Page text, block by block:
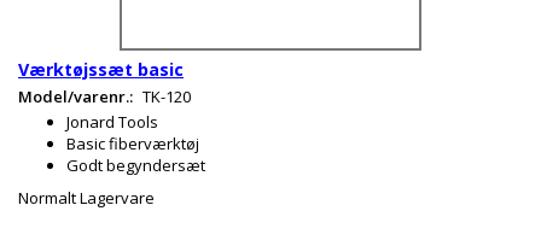
Værktøjssæt basic
Model/varenr.: TK-120
Jonard Tools
Basic fiberværktøj
Godt begyndersæt
Normalt Lagervare